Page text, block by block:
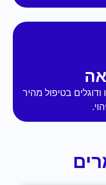
בטיפול מהיר